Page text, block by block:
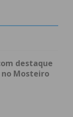
baseada no
que lhes
a sua
destaque
no Mosteiro